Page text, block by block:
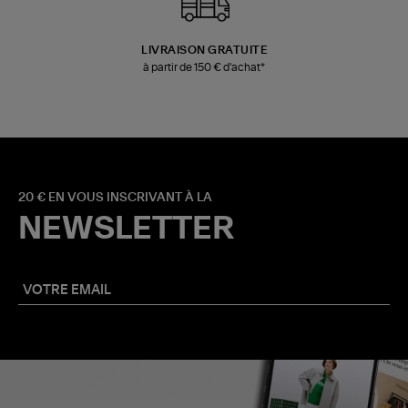
LIVRAISON GRATUITE
à partir de 150 € d'achat*
20 € EN VOUS INSCRIVANT À LA
NEWSLETTER